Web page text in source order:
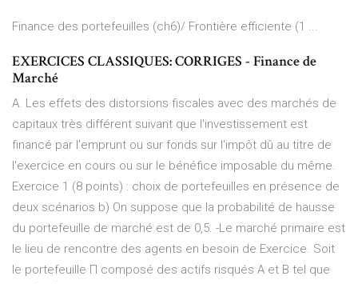
Finance des portefeuilles (ch6)/ Frontière efficiente (1 ...
EXERCICES CLASSIQUES: CORRIGES - Finance de
Marché
A. Les effets des distorsions fiscales avec des marchés de
capitaux très différent suivant que l'investissement est
financé par l'emprunt ou sur fonds sur l'impôt dû au titre de
l'exercice en cours ou sur le bénéfice imposable du même.
Exercice 1 (8 points) : choix de portefeuilles en présence de
deux scénarios b) On suppose que la probabilité de hausse
du portefeuille de marché est de 0,5. -Le marché primaire est
le lieu de rencontre des agents en besoin de Exercice. Soit
le portefeuille Π composé des actifs risqués A et B tel que